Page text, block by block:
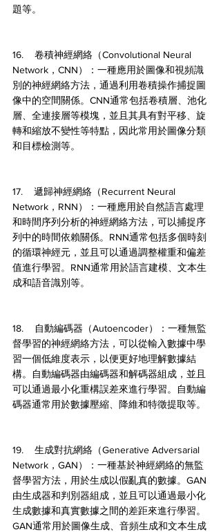
題等。
16.    卷積神經網絡（Convolutional Neural
Network，CNN）：一種應用於圖像和視頻識
別的神經網絡方法，通過利用卷積操作捕捉圖
像中的空間關係。CNN通常包括卷積層、池化
層、全連接層等模塊，並且其具有對平移、旋
轉和縮放不變性等特點，因此常用於圖像分類
和目標檢測等。
17.    遞歸神經網絡（Recurrent Neural
Network，RNN）：一種應用於自然語言處理
和時間序列分析的神經網絡方法，可以捕捉序
列中的時間依賴關係。RNN通常包括多個時刻
的循環神經元，並且可以通過調整權重和偏差
值進行學習。RNN通常用於語言建模、文本生
成和語音識別等。
18.    自動編碼器（Autoencoder）：一種無監
督學習的神經網絡方法，可以從輸入數據中學
習一個低維度表示，以便更好地理解數據結
構。自動編碼器由編碼器和解碼器組成，並且
可以通過最小化重構誤差來進行學習。自動編
碼器通常用於數據壓縮、降維和特徵提取等。
19.    生成對抗網絡（Generative Adversarial
Network，GAN）：一種基於神經網絡的無監
督學習方法，用於生成以假亂真的數據。GAN
由生成器和判別器組成，並且可以通過最小化
生成數據和真實數據之間的差距來進行學習。
GAN通常用於圖像生成、音頻生成和文本生成